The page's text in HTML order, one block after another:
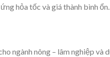
hỏa tốc và giá thành bình ổn.
ngành nông – lâm nghiệp và